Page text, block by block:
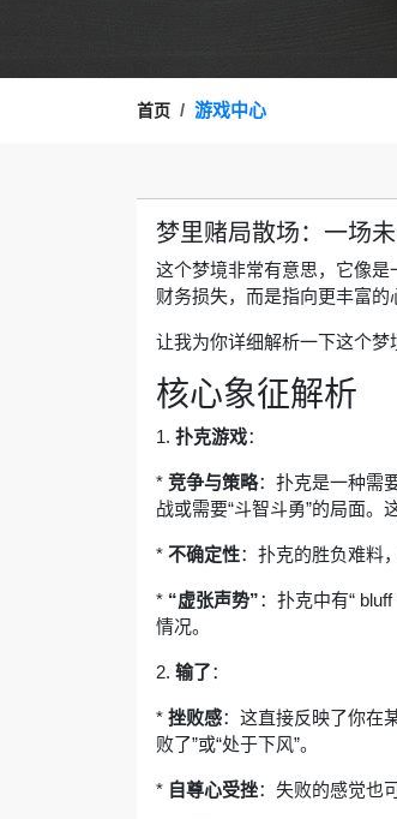
首页 游戏中心
梦里赌局散场：一场
这个梦境非常有意思，它像是
财务损失，而是指向更丰富的
让我为你详细解析一下这个梦
核心象征解析
1. 扑克游戏：
* 竞争与策略：扑克是一种需
战或需要“斗智斗勇”的局面。
* 不确定性：扑克的胜负难料
* “虚张声势”：扑克中有“
情况。
2. 输了：
* 挫败感：这直接反映了你在
败了”或“处于下风”。
* 自尊心受挫：失败的感觉也